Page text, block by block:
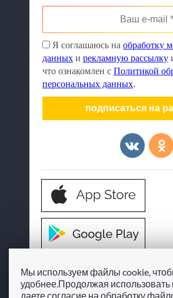
*
Я соглашаюсь на обработку
данных и рекламную рассылку
что ознакомлен с Политикой
персональных данных.
© ТРЦ «Мармелад», Таганрог
АО «ИНПРОМ
Политика в отношении обработки
Мы используем файлы cookie,
удобнее.Продолжая
даетесогласие на обработку